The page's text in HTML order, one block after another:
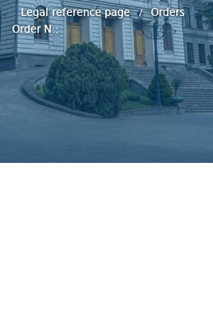
Legal reference page
Orders
Order N::